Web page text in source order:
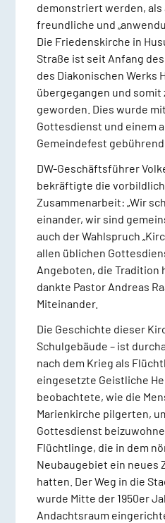
demonstriert werden, als
freundliche und
Die Friedenskirche in
Straße ist seit Anfang
des Diakonischen Werks
übergegangen und somit
geworden. Dies wurde
Gottesdienst und einem
Gemeindefest
DW-Geschäftsführer
bekräftigte die
Zusammenarbeit: „Wir
einander, wir sind
auch der Wahlspruch
allen üblichen
Angeboten, die Tradition
dankte Pastor Andreas
Miteinander.
Die Geschichte dieser
Schulgebäude – ist
nach dem Krieg als
eingesetzte Geistliche
beobachtete, wie die
Marienkirche pilgerten,
Gottesdienst
Flüchtlinge, die in dem
Neubaugebiet ein neues
hatten. Der Weg in die
wurde Mitte der 1950er
Andachtsraum